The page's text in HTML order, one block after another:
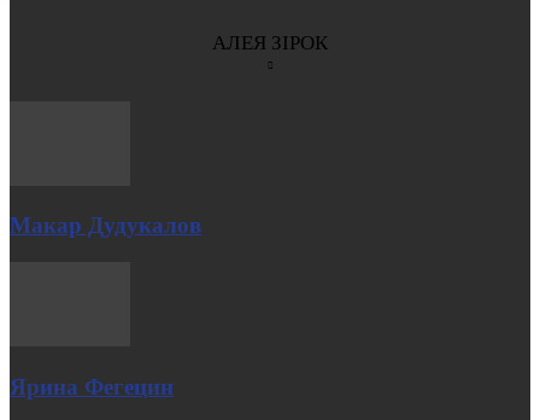
АЛЕЯ ЗІРОК
Макар Дудукалов
Ярина Фегецин